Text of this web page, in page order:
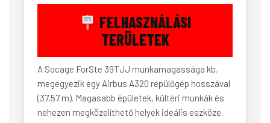
FELHASZNÁLÁSI
TERÜLETEK
A Socage ForSte 39TJJ munkamagassága kb.
megegyezik egy Airbus A320 repülőgép hosszával
(37,57 m). Magasabb épületek, kültéri munkák és
nehezen megközelíthető helyek ideális eszköze.